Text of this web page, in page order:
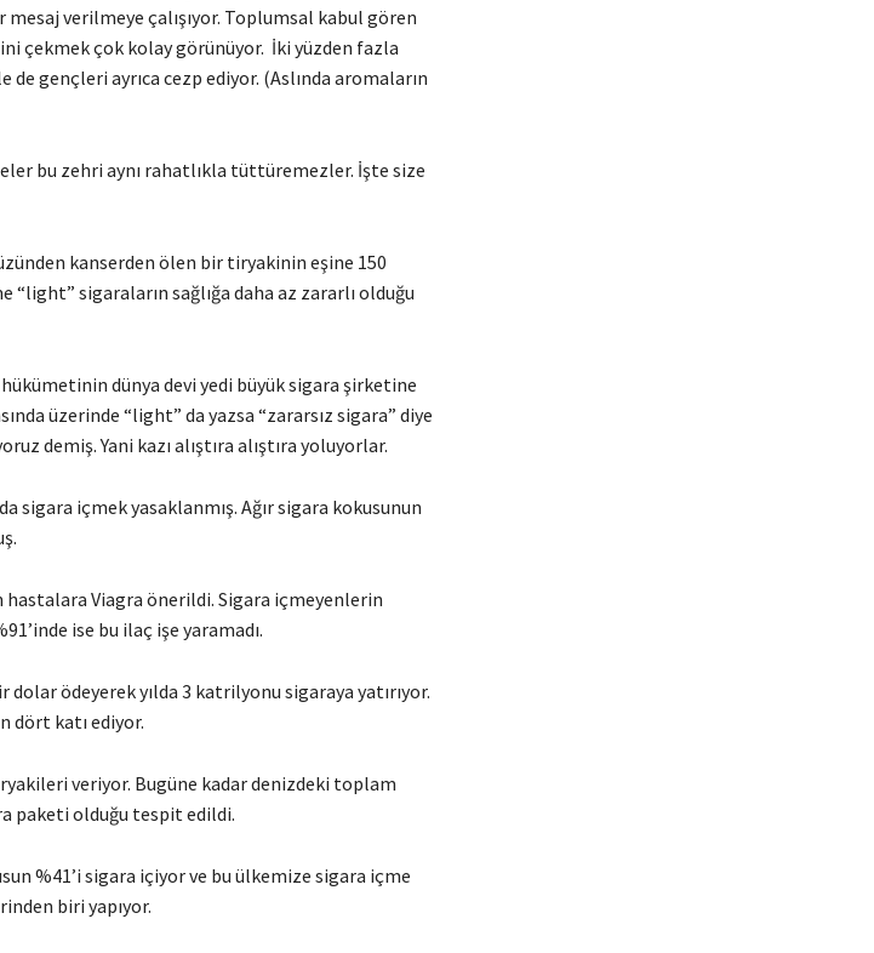
verilmeye çalışıyor. Toplumsal kabul gören
çekmek çok kolay görünüyor. İki yüzden fazla
gençleri ayrıca cezp ediyor. (Aslında aromaların
bu zehri aynı rahatlıkla tüttüremezler. İşte size
kanserden ölen bir tiryakinin eşine 150
sigaraların sağlığa daha az zararlı olduğu
dünya devi yedi büyük sigara şirketine
üzerinde “light” da yazsa “zararsız sigara” diye
demiş. Yani kazı alıştıra alıştıra yoluyorlar.
sigara içmek yasaklanmış. Ağır sigara kokusunun
Viagra önerildi. Sigara içmeyenlerin
ise bu ilaç işe yaramadı.
ödeyerek yılda 3 katrilyonu sigaraya yatırıyor.
dört katı ediyor.
veriyor. Bugüne kadar denizdeki toplam
paketi olduğu tespit edildi.
%41’i sigara içiyor ve bu ülkemize sigara içme
biri yapıyor.